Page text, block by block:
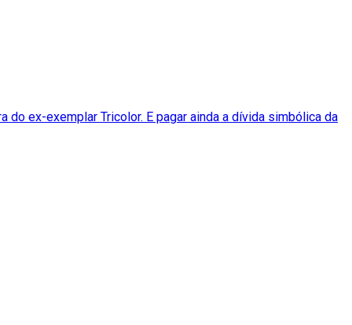
ex-exemplar Tricolor. E pagar ainda a dívida simbólica da